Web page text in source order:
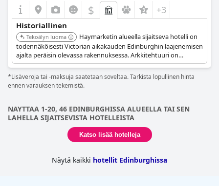
$ +3
Historiallinen
Tekoälyn luoma
Haymarketin alueella sijaitseva hotelli on
todennäköisesti Victorian aikakauden Edinburghin laajenemisen
ajalta peräisin olevassa rakennuksessa. Arkkitehtuuri on
yhdenmukainen ympäröivän naapuruston historiallisen
kehityksen kanssa.
*Lisäveroja tai -maksuja saatetaan soveltaa. Tarkista lopullinen hinta
ennen varauksen tekemistä.
NAYTTAA 1-20, 46 EDINBURGHISSA ALUEELLA TAI SEN
LAHELLA SIJAITSEVISTA HOTELLEISTA
Katso lisää hotelleja
Näytä kaikki hotellit Edinburghissa